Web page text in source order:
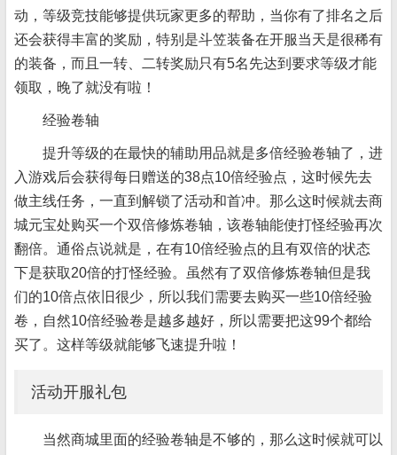
动，等级竞技能够提供玩家更多的帮助，当你有了排名之后
还会获得丰富的奖励，特别是斗笠装备在开服当天是很稀有
的装备，而且一转、二转奖励只有5名先达到要求等级才能
领取，晚了就没有啦！
经验卷轴
提升等级的在最快的辅助用品就是多倍经验卷轴了，进
入游戏后会获得每日赠送的38点10倍经验点，这时候先去
做主线任务，一直到解锁了活动和首冲。那么这时候就去商
城元宝处购买一个双倍修炼卷轴，该卷轴能使打怪经验再次
翻倍。通俗点说就是，在有10倍经验点的且有双倍的状态
下是获取20倍的打怪经验。虽然有了双倍修炼卷轴但是我
们的10倍点依旧很少，所以我们需要去购买一些10倍经验
卷，自然10倍经验卷是越多越好，所以需要把这99个都给
买了。这样等级就能够飞速提升啦！
活动开服礼包
当然商城里面的经验卷轴是不够的，那么这时候就可以